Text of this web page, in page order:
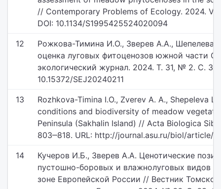
// Contemporary Problems of Ecology. 2024.
DOI: 10.1134/S1995425524020094
12
Рожкова-Тимина И.О., Зверев А.А., Шепелева
оценка луговых фитоценозов южной части
экологический журнал. 2024. Т. 31, № 2. С.
10.15372/SEJ20240211
13
Rozhkova-Timina I.O., Zverev A. A., Shepeleva
conditions and biodiversity of meadow
Peninsula (Sakhalin Island) // Acta Biologica
803‒818. URL: http://journal.asu.ru/biol/article/
14
Кучеров И.Б., Зверев А.А. Ценотические
пустошно-боровых и влажнолуговых видов
зоне Европейской России // Вестник